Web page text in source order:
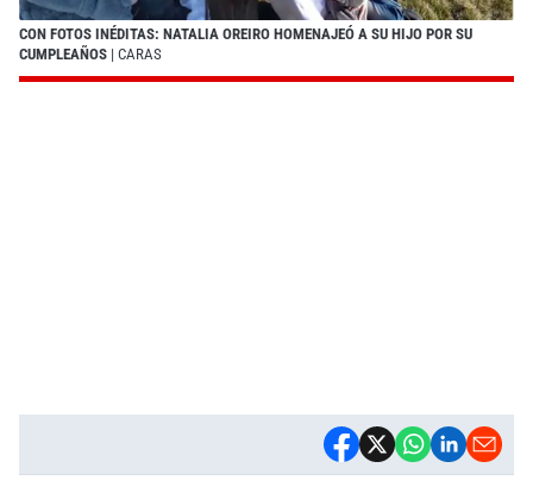
CON FOTOS INÉDITAS: NATALIA OREIRO HOMENAJEÓ A SU HIJO POR SU
CUMPLEAÑOS | CARAS